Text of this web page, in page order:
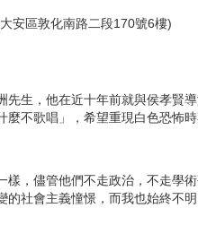
安區敦化南路二段170號6樓)
生，他在近十年前就與侯孝賢導
麼不歌唱」，希望重現白色恐怖
，儘管他們不走政治，不走學術
的社會主義憧憬，而我也始終不